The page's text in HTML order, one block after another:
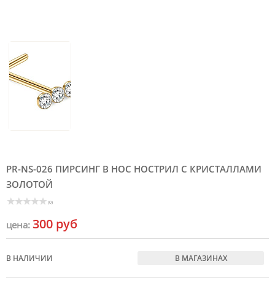
PR-NS-026 ПИРСИНГ В НОС НОСТРИЛ С КРИСТАЛЛАМИ
ЗОЛОТОЙ
(0)
цена: 300 руб
В НАЛИЧИИ В МАГАЗИНАХ